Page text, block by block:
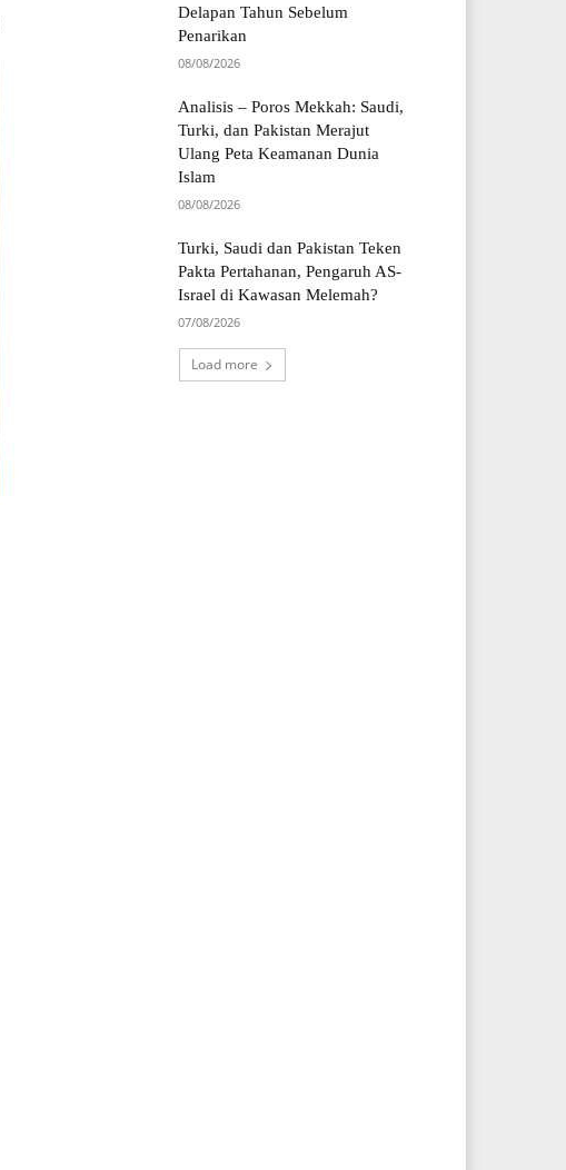
Delapan Tahun Sebelum
Penarikan
08/08/2026
Analisis – Poros Mekkah: Saudi,
Turki, dan Pakistan Merajut
Ulang Peta Keamanan Dunia
Islam
08/08/2026
Turki, Saudi dan Pakistan Teken
Pakta Pertahanan, Pengaruh AS-
Israel di Kawasan Melemah?
07/08/2026
Load more